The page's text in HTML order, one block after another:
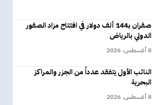
صقران بـ144 ألف دولار في افتتاح مزاد الصقور
الدولي بالرياض
8 أغسطس، 2026
النائب الأول يتفقد عدداً من الجزر والمراكز
البحرية
8 أغسطس، 2026